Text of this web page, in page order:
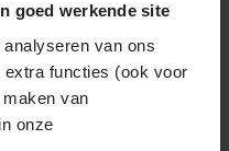
goed werkende site
van ons
functies (ook voor
van
onze